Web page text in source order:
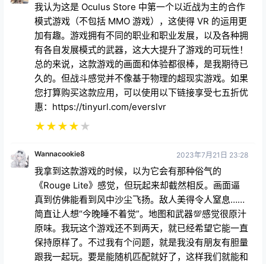
我认为这是 Oculus Store 中第一个以近战为主的合作
模式游戏（不包括 MMO 游戏），这使得 VR 的运用更
加有趣。游戏拥有不同的职业和职业发展，以及各种拥
有各自发展模式的武器，这大大提升了游戏的可玩性！
总的来说，这款游戏的画面和体验都很棒，是我期待已
久的。但战斗感觉并不像基于物理的超现实游戏。如果
您打算购买这款应用，可以使用以下链接享受七五折优
惠：https://tinyurl.com/everslvr
★★★★★
Wannacookie8 2023年7月21日 23:28
我拿到这款游戏的时候，以为它会有那种俗气的
《Rouge Lite》感觉，但玩起来却截然相反。画面逼
真到仿佛能看到风中沙尘飞扬。敌人美得令人窒息……
简直让人想“今晚睡不着觉”。地图和武器💯感觉很原汁
原味。我玩这个游戏还不到两天，就已经希望它能一直
保持原样了。不过我有个问题，就是我没有朋友有胆量
跟我一起玩。要是能随机匹配就好了，这样我们就能和